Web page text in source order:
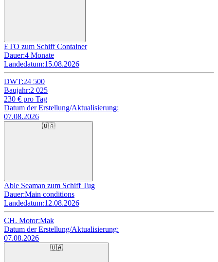
ETO zum Schiff Container
Dauer:4 Monate
Landedatum:15.08.2026
DWT:24 500
Baujahr:2 025
230 € pro Tag
Datum der Erstellung/Aktualisierung:
07.08.2026
🇺🇦
Able Seaman zum Schiff Tug
Dauer:Main conditions
Landedatum:12.08.2026
CH. Motor:Mak
Datum der Erstellung/Aktualisierung:
07.08.2026
🇺🇦